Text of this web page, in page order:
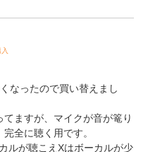
ったので買い替えまし
ますが、マイクが音が篭り
全に聴く用です。
ルが聴こえXはボーカルが少